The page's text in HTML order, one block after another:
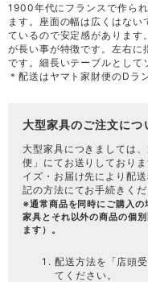
1900年代にフランスで作ら
ます。座面の幅は広くはな
ているので安定感があります
が長い事が特徴です。左右に
です。細長いテーブルとして
＊配送はヤマト家財便のDラ
大型家具のご注文につ
大型家具につきましては
便 」にてお送りしており
イズ・お届け先により配
記の方法にてお手続きくだ
※通常商品を同時にご購入
家具とそれ以外の商品の個
ます）。
配送方法を「店頭
てください。